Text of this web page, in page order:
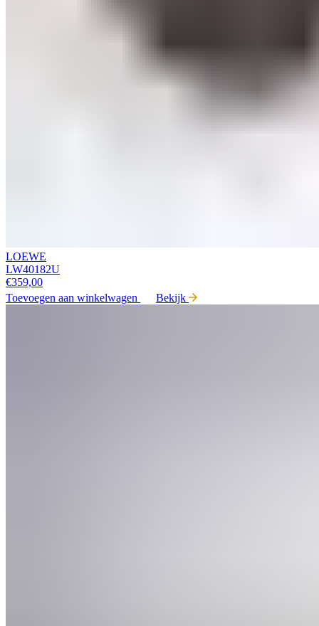
LOEWE
LW40182U
€359,00
Toevoegen aan winkelwagen
Bekijk